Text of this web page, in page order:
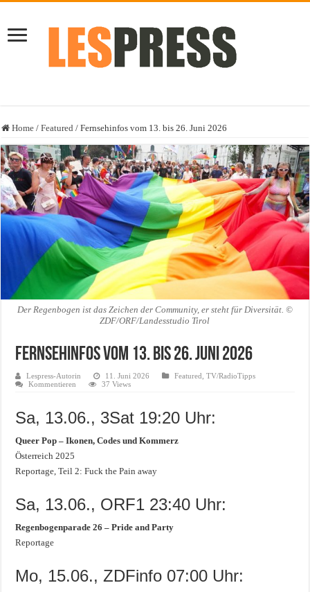
Home / Featured / Fernsehinfos vom 13. bis 26. Juni 2026
Der Regenbogen ist das Zeichen der Community, er steht für Diversität. ©
ZDF/ORF/Landesstudio Tirol
Fernsehinfos vom 13. bis 26. Juni 2026
Lespress-Autorin 11. Juni 2026 Featured ,TV/RadioTipps
Kommentieren
37 Views
Sa, 13.06., 3Sat 19:20 Uhr:
Queer Pop – Ikonen, Codes und Kommerz
Österreich 2025
Reportage, Teil 2: Fuck the Pain away
Sa, 13.06., ORF1 23:40 Uhr:
Regenbogenparade 26 – Pride and Party
Reportage
Mo, 15.06., ZDFinfo 07:00 Uhr: